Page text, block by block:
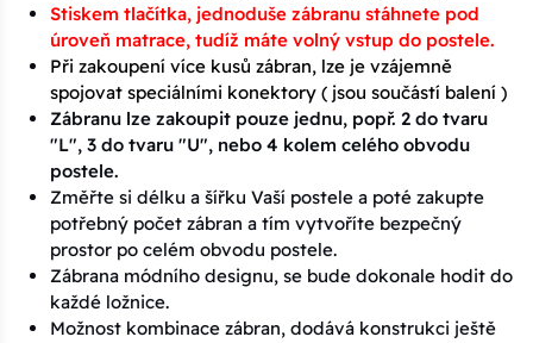
Stiskem tlačítka, jednoduše zábranu stáhnete pod
úroveň matrace, tudíž máte volný vstup do postele.
Při zakoupení více kusů zábran, lze je vzájemně
spojovat speciálními konektory ( jsou součástí balení )
Zábranu lze zakoupit pouze jednu, popř. 2 do tvaru
"L", 3 do tvaru "U", nebo 4 kolem celého obvodu
postele.
Změřte si délku a šířku Vaší postele a poté zakupte
potřebný počet zábran a tím vytvoříte bezpečný
prostor po celém obvodu postele.
Zábrana módního designu, se bude dokonale hodit do
každé ložnice.
Možnost kombinace zábran, dodává konstrukci ještě